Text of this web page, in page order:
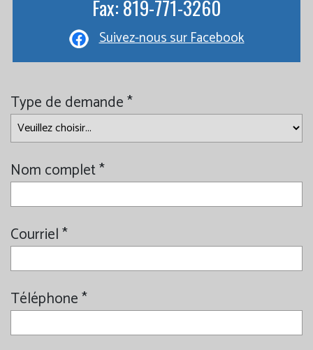
Fax: 819-771-3260
Suivez-nous sur Facebook
Type de demande *
Nom complet *
Courriel *
Téléphone *